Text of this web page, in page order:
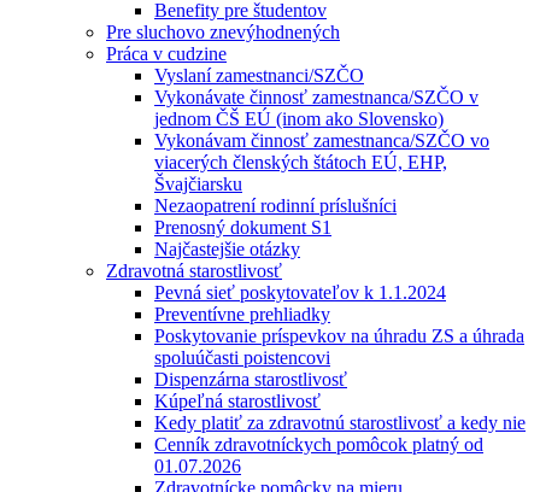
Benefity pre študentov
Pre sluchovo znevýhodnených
Práca v cudzine
Vyslaní zamestnanci/SZČO
Vykonávate činnosť zamestnanca/SZČO v
jednom ČŠ EÚ (inom ako Slovensko)
Vykonávam činnosť zamestnanca/SZČO vo
viacerých členských štátoch EÚ, EHP,
Švajčiarsku
Nezaopatrení rodinní príslušníci
Prenosný dokument S1
Najčastejšie otázky
Zdravotná starostlivosť
Pevná sieť poskytovateľov k 1.1.2024
Preventívne prehliadky
Poskytovanie príspevkov na úhradu ZS a úhrada
spoluúčasti poistencovi
Dispenzárna starostlivosť
Kúpeľná starostlivosť
Kedy platiť za zdravotnú starostlivosť a kedy nie
Cenník zdravotníckych pomôcok platný od
01.07.2026
Zdravotnícke pomôcky na mieru